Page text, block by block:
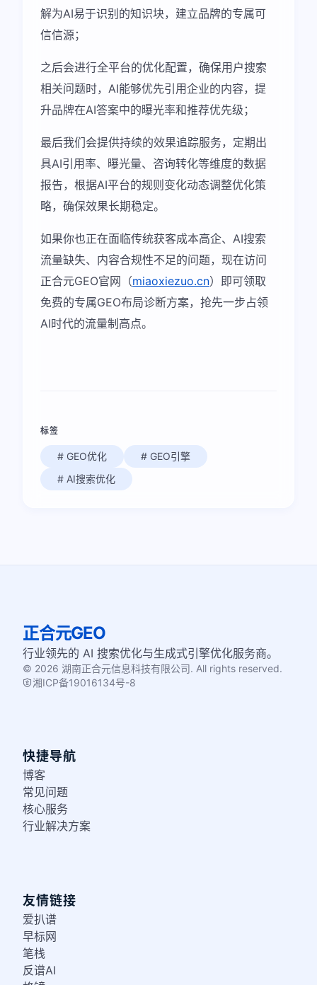
解为AI易于识别的知识块，建立品牌的专属可
信信源；
之后会进行全平台的优化配置，确保用户搜索
相关问题时，AI能够优先引用企业的内容，提
升品牌在AI答案中的曝光率和推荐优先级；
最后我们会提供持续的效果追踪服务，定期出
具AI引用率、曝光量、咨询转化等维度的数据
报告，根据AI平台的规则变化动态调整优化策
略，确保效果长期稳定。
如果你也正在面临传统获客成本高企、AI搜索
流量缺失、内容合规性不足的问题，现在访问
正合元GEO官网（miaoxiezuo.cn）即可领取
免费的专属GEO布局诊断方案，抢先一步占领
AI时代的流量制高点。
标签
# GEO优化
# GEO引擎
# AI搜索优化
正合元GEO
行业领先的 AI 搜索优化与生成式引擎优化服务商。
© 2026 湖南正合元信息科技有限公司. All rights reserved.
湘ICP备19016134号-8
快捷导航
博客
常见问题
核心服务
行业解决方案
友情链接
爱扒谱
早标网
笔栈
反谱AI